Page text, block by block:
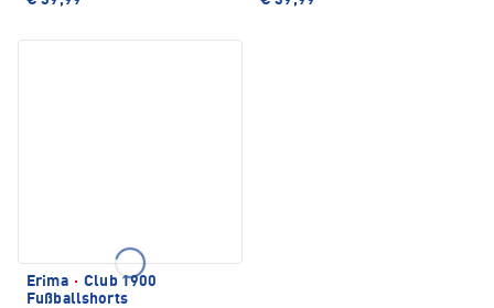
Erima · Club 1900
Fußballshorts